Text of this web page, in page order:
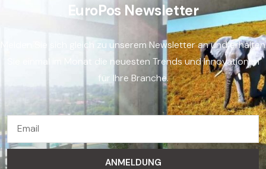
EuroPos Newsletter
Melden Sie sich gleich zu unserem Newsletter an und erhalten
Sie einmal im Monat die neuesten Trends und Innovationen
für Ihre Branche.
ANMELDUNG